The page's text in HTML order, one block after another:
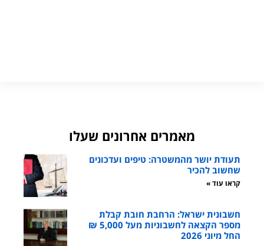
מאמרים אחרונים שעלו
תעודת יושר מהמשטרה: טיפים ועדכונים
שחשוב להכיר
קראו עוד »
חשבונית ישראל: הרחבת חובת קבלת
מספר הקצאה לחשבוניות מעל 5,000 ₪
החל מיוני 2026